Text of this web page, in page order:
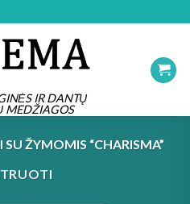
IR DANTŲ
MEDŽIAGOS
ŽYMOMIS “CHARISMA”